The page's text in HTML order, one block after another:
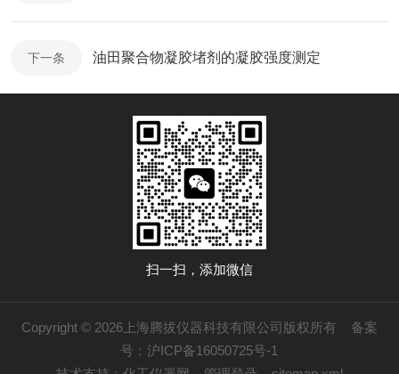
下一条 油田聚合物凝胶堵剂的凝胶强度测定
扫一扫，添加微信
Copyright © 2026上海腾拔仪器科技有限公司版权所有 备案
号：沪ICP备16050725号-1